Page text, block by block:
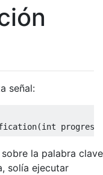
señal:
(int progress
la palabra clave
solía ejecutar